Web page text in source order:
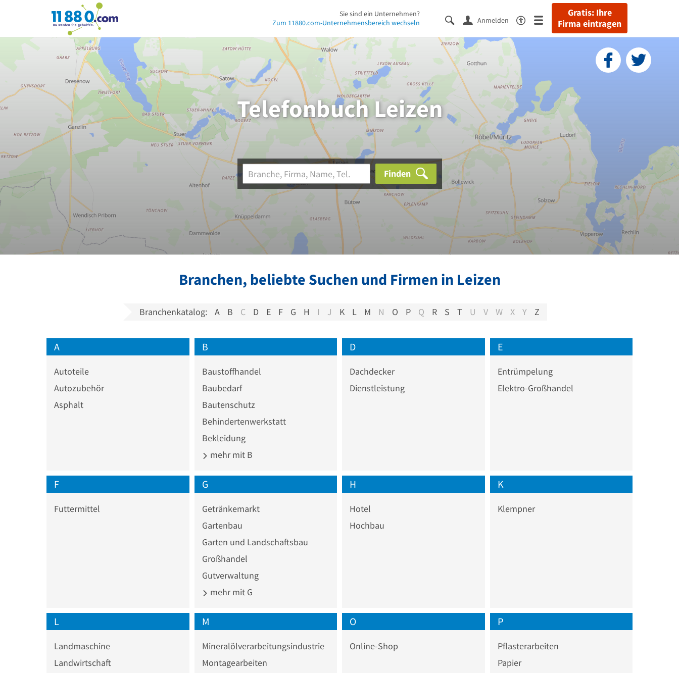
11880.com
Gratis: Ihre
Firma eintragen
Anmelden
Sie sind ein Unternehmen?
Zum 11880.com-Unternehmensbereich wechseln
Telefonbuch Leizen
Finden
Branchen, beliebte Suchen und Firmen in Leizen
Branchenkatalog: A B C D E F G H I J K L M N O P Q R S T U V W X Y Z
A
Autoteile
Autozubehör
Asphalt
B
Baustoffhandel
Baubedarf
Bautenschutz
Behindertenwerkstatt
Bekleidung
mehr mit B
D
Dachdecker
Dienstleistung
E
Entrümpelung
Elektro-Großhandel
F
Futtermittel
G
Getränkemarkt
Gartenbau
Garten und Landschaftsbau
Großhandel
Gutverwaltung
mehr mit G
H
Hotel
Hochbau
K
Klempner
L
Landmaschine
Landwirtschaft
M
Mineralölverarbeitungsindustrie
Montagearbeiten
O
Online-Shop
P
Pflasterarbeiten
Papier